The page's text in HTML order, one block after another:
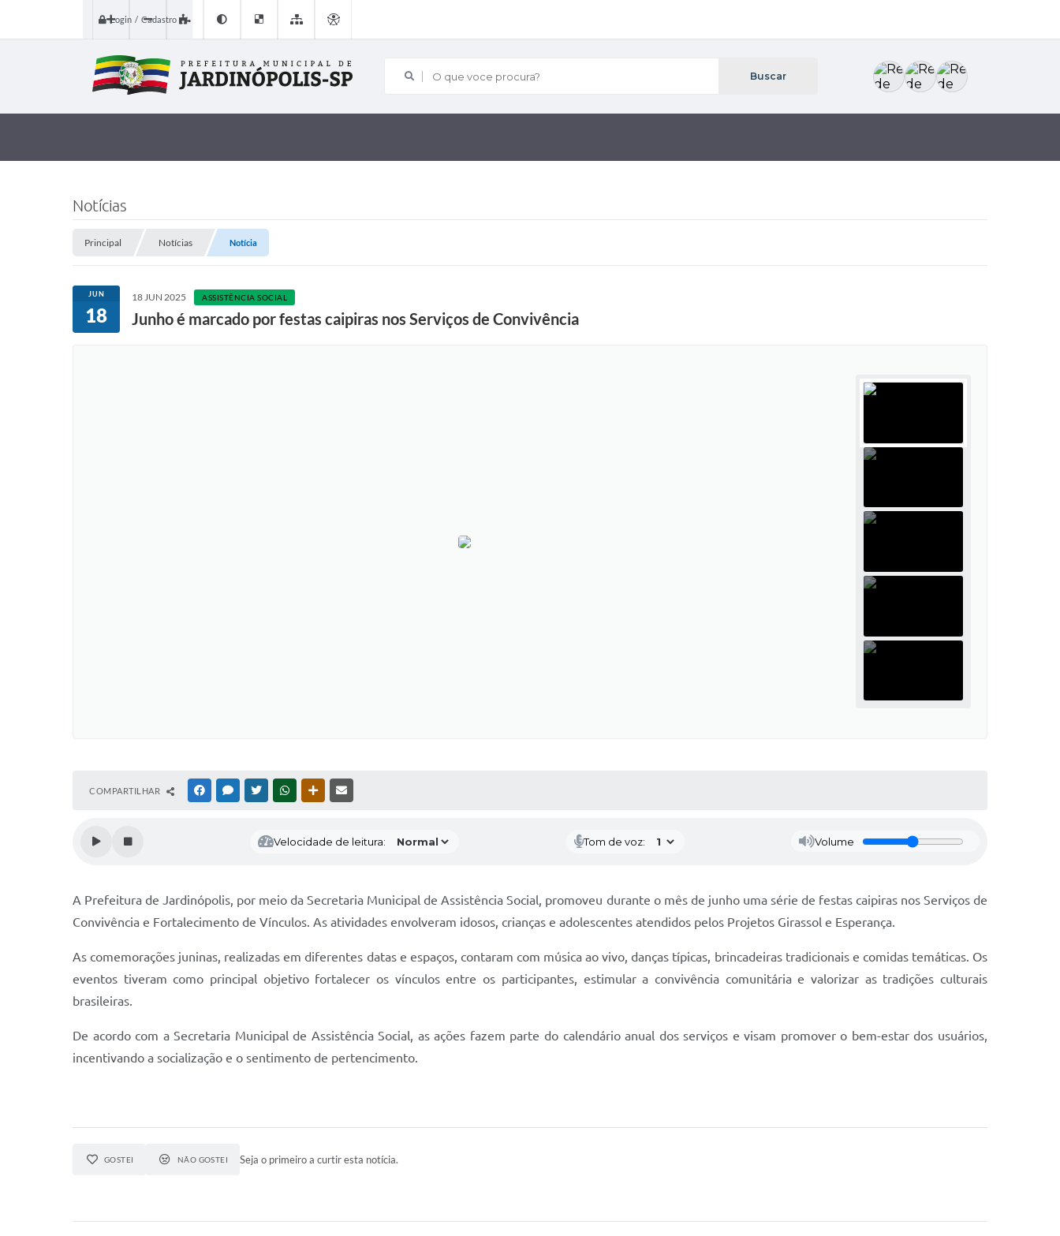
Login / Cadastro
O que voce procura?
Notícias
Principal Notícias Notícia
JUN
18
18 JUN 2025 ASSISTÊNCIA SOCIAL
Junho é marcado por festas caipiras nos Serviços de Convivência
COMPARTILHAR FACEBOOKMESSENGER
TWITTERWHATSAPPOUTRAS MÍDIAS
Velocidade de leitura: Tom de voz: Volume
A Prefeitura de Jardinópolis, por meio da Secretaria Municipal de Assistência Social, promoveu durante o mês de junho uma série de festas caipiras nos Serviços de
Convivência e Fortalecimento de Vínculos. As atividades envolveram idosos, crianças e adolescentes atendidos pelos Projetos Girassol e Esperança.
As comemorações juninas, realizadas em diferentes datas e espaços, contaram com música ao vivo, danças típicas, brincadeiras tradicionais e comidas temáticas. Os
eventos tiveram como principal objetivo fortalecer os vínculos entre os participantes, estimular a convivência comunitária e valorizar as tradições culturais
brasileiras.
De acordo com a Secretaria Municipal de Assistência Social, as ações fazem parte do calendário anual dos serviços e visam promover o bem-estar dos usuários,
incentivando a socialização e o sentimento de pertencimento.
GOSTEI NÃO GOSTEI Seja o primeiro a curtir esta notícia.